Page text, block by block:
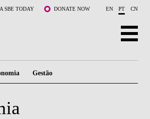
SBE TODAY DONATE NOW EN PT CN
Gestão